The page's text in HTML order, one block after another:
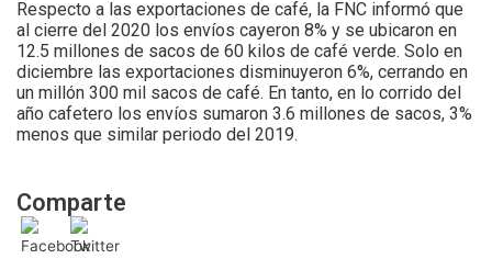
Comparte
Respecto a las exportaciones de café, la FNC informó que
al cierre del 2020 los envíos cayeron 8% y se ubicaron en
12.5 millones de sacos de 60 kilos de café verde. Solo en
diciembre las exportaciones disminuyeron 6%, cerrando en
un millón 300 mil sacos de café. En tanto, en lo corrido del
año cafetero los envíos sumaron 3.6 millones de sacos, 3%
menos que similar periodo del 2019.